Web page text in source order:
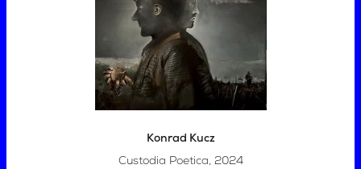
Konrad Kucz
Custodia Poetica, 2024